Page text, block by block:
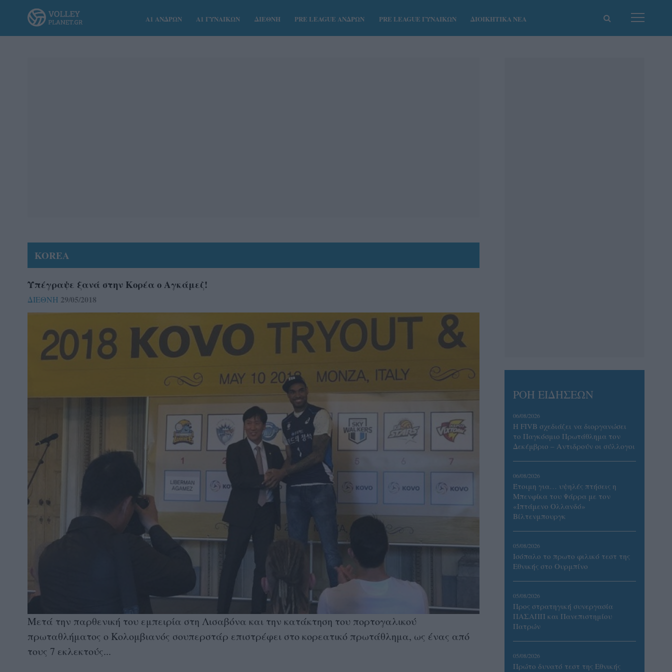
Α1 ΑΝΔΡΩΝ Α1 ΓΥΝΑΙΚΩΝ ΔΙΕΘΝΗ PRE LEAGUE ΑΝΔΡΩΝ PRE LEAGUE ΓΥΝΑΙΚΩΝ ΔΙΟΙΚΗΤΙΚΑ ΝΕΑ
KOREA
Υπέγραψε ξανά στην Κορέα ο Αγκάμεζ!
ΔΙΕΘΝΗ 29/05/2018
Μετά την παρθενική του εμπειρία στη Λισαβόνα και την κατάκτηση του πορτογαλικού
πρωταθλήματος ο Κολομβιανός σουπερστάρ επιστρέφει στο κορεατικό πρωτάθλημα, ως ένας από
τους 7 εκλεκτούς...
ΡΟΗ ΕΙΔΗΣΕΩΝ
06/08/2026
Η FIVB σχεδιάζει να διοργανώσει
το Παγκόσμιο Πρωτάθλημα τον
Δεκέμβριο – Αντιδρούν οι σύλλογοι
06/08/2026
Έτοιμη για… υψηλές πτήσεις η
Μπενφίκα του Ψάρρα με τον
«Ιπτάμενο Ολλανδό»
Βίλτενμπουργκ
05/08/2026
Ισόπαλο το πρωτο φιλικό τεστ της
Εθνικής στο Ουρμπίνο
05/08/2026
Προς στρατηγική συνεργασία
ΠΑΣΑΠΠ και Πανεπιστημίου
Πατρών
05/08/2026
Πρώτο δυνατό τεστ της Εθνικής